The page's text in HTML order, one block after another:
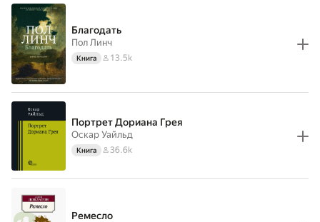
Благодать
Пол Линч
Книга 13.5k
Портрет Дориана Грея
Оскар Уайльд
Книга 36.6k
Ремесло